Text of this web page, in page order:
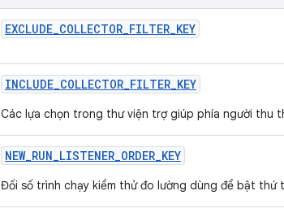
EXCLUDE_COLLECTOR_FILTER_KEY
INCLUDE_COLLECTOR_FILTER_KEY
Các lựa chọn trong thư viện trợ giúp phía người thu
NEW_RUN_LISTENER_ORDER_KEY
Đối số trình chạy kiểm thử đo lường dùng để bật thứ